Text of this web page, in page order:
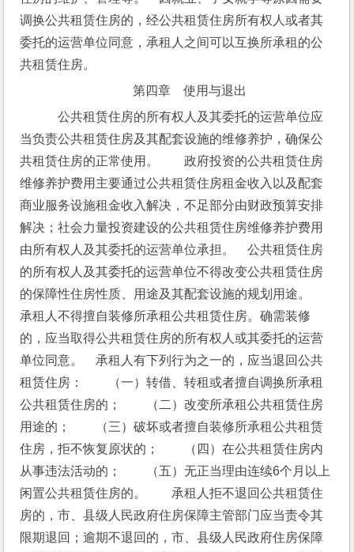
调换公共租赁住房的，经公共租赁住房所有权人或者其
委托的运营单位同意，承租人之间可以互换所承租的公
共租赁住房。
第四章　使用与退出
公共租赁住房的所有权人及其委托的运营单位应
当负责公共租赁住房及其配套设施的维修养护，确保公
共租赁住房的正常使用。　　政府投资的公共租赁住房
维修养护费用主要通过公共租赁住房租金收入以及配套
商业服务设施租金收入解决，不足部分由财政预算安排
解决；社会力量投资建设的公共租赁住房维修养护费用
由所有权人及其委托的运营单位承担。　公共租赁住房
的所有权人及其委托的运营单位不得改变公共租赁住房
的保障性住房性质、用途及其配套设施的规划用途。
承租人不得擅自装修所承租公共租赁住房。确需装修
的，应当取得公共租赁住房的所有权人或其委托的运营
单位同意。　承租人有下列行为之一的，应当退回公共
租赁住房：　　（一）转借、转租或者擅自调换所承租
公共租赁住房的；　　（二）改变所承租公共租赁住房
用途的；　　（三）破坏或者擅自装修所承租公共租赁
住房，拒不恢复原状的；　　（四）在公共租赁住房内
从事违法活动的；　　（五）无正当理由连续6个月以上
闲置公共租赁住房的。　　承租人拒不退回公共租赁住
房的，市、县级人民政府住房保障主管部门应当责令其
限期退回；逾期不退回的，市、县级人民政府住房保障